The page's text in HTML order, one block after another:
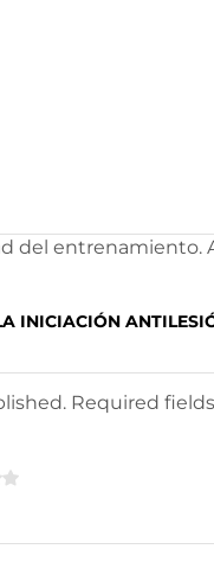
del entrenamiento.
INICIACIÓN
Required